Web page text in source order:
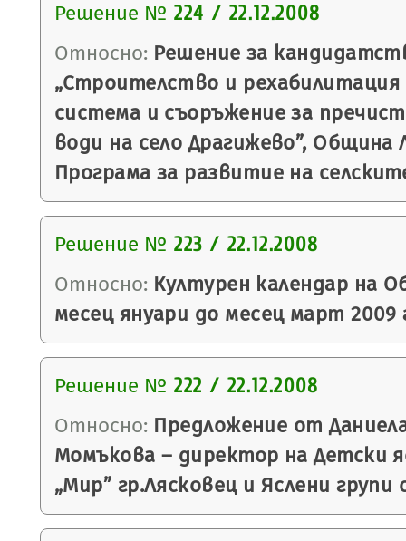
Решение № 224 / 22.12.2008
Относно: Решение за
„Строителство и рехабилитация
система и съоръжение за
води на село Драгижево”, Община
Програма за развитие на
Решение № 223 / 22.12.2008
Относно: Културен календар на
месец януари до месец март 2009
Решение № 222 / 22.12.2008
Относно: Предложение от
Момъкова – директор на Детски
„Мир” гр.Лясковец и Яслени групи